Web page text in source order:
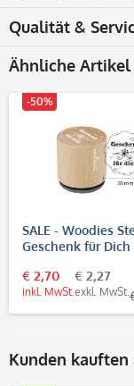
Qualität &
Ähnliche Artikel
-50%
SALE - Woodies
Geschenk für Dich
€ 2,70
inkl. MwSt.
€ 2,27
exkl. MwSt.
Kunden kauften